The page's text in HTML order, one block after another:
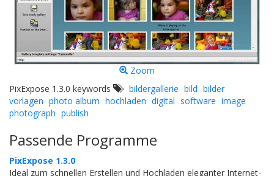
Zoom
PixExpose 1.3.0 keywords
bildergallerie bild bilder
vorlagen photo album hochladen digital software image
photograph publish
Passende Programme
PixExpose 1.3.0
Ideal zum schnellen Erstellen und Hochladen eleganter Internet-